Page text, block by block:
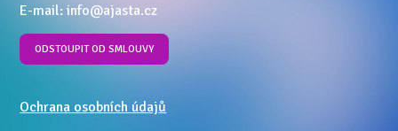
E-mail: info@ajasta.cz
ODSTOUPIT OD SMLOUVY
Ochrana osobních údajů